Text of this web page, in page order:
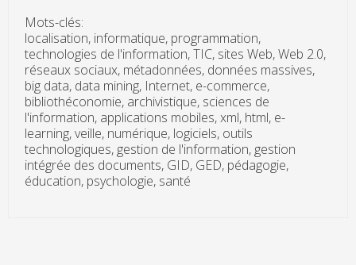
Mots-clés:
localisation, informatique, programmation,
technologies de l'information, TIC, sites Web, Web 2.0,
réseaux sociaux, métadonnées, données massives,
big data, data mining, Internet, e-commerce,
bibliothéconomie, archivistique, sciences de
l'information, applications mobiles, xml, html, e-
learning, veille, numérique, logiciels, outils
technologiques, gestion de l'information, gestion
intégrée des documents, GID, GED, pédagogie,
éducation, psychologie, santé